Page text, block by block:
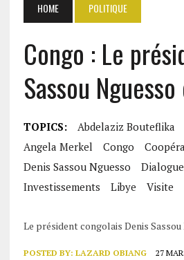
HOME POLITIQUE
Congo : Le
Sassou
TOPICS: Abdelaziz Bouteflika
Angela Merkel
Congo
Denis Sassou Nguesso
Dialogue
Investissements
Libye Visite
Le président congolais Denis Sassou
POSTED BY: LAZARD OBIANG 27